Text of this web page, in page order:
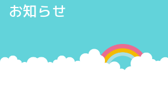
トップ
コンセプト
お知らせ